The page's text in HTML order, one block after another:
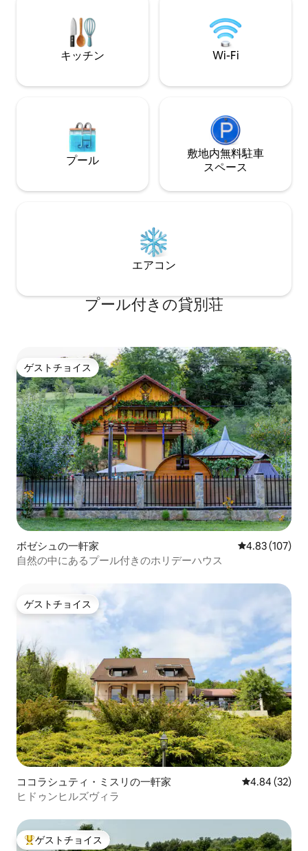
ragadjon, giccsesen nosztalgiázva。
ー付きバスルーム
無料
キッチン Wi-Fi
プール
敷地内無料駐⁠車
ス⁠ペ⁠ー⁠ス
エアコン
プール付きの貸別荘
ゲストチョイス
ゲストチョイス
ボゼシュの一軒家 レビュー107
4.83 (107)
自然の中にあるプール付きのホリデーハウス
ゲストチョイス
ゲストチョイス
ココラシュティ・ミスリの一軒家 レビュー32
4.84 (32)
ヒドゥンヒルズヴィラ
大好評のゲストチョイスです。
ゲストチョイス